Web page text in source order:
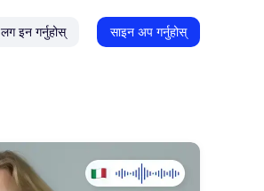
लग इन गर्नुहोस् साइन अप गर्नुहोस्